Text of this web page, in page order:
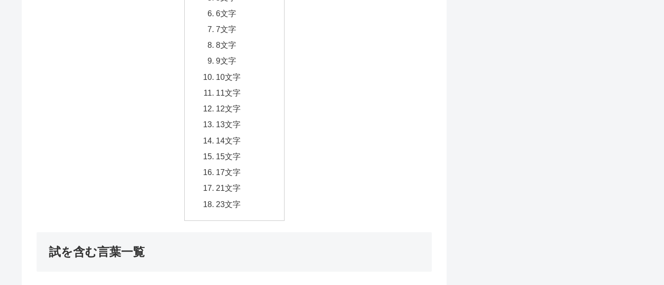
6文字
7文字
8文字
9文字
10文字
11文字
12文字
13文字
14文字
15文字
17文字
21文字
23文字
試を含む言葉一覧